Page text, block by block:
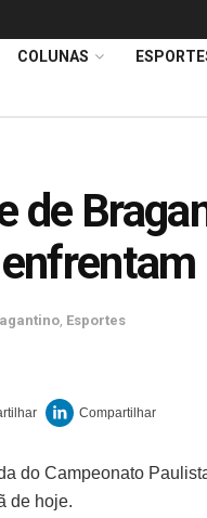
COLUNAS
de
Esportes
do Campeonato
de hoje.